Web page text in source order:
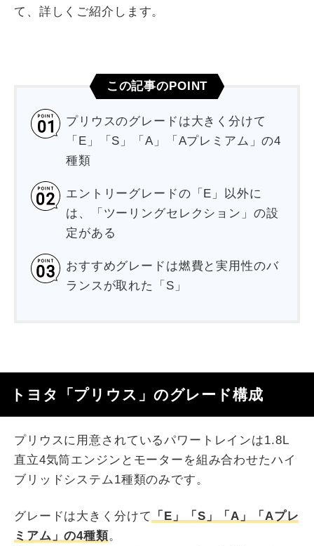
て、詳しくご紹介します。
この記事のPOINT
プリウスのグレードは大きく分けて
「E」「S」「A」「Aプレミアム」の4
種類
エントリーグレードの「E」以外に
は、「ツーリングセレクション」の設
定がある
おすすめグレードは燃費と実用性のバ
ランスが取れた「S」
トヨタ「プリウス」のグレード構成
プリウスに用意されているパワートレインは1.8L
直立4気筒エンジンとモーターを組み合わせたハイ
ブリッドシステム1種類のみです。
グレードは大きく分けて
「E」「S」「A」「Aプレ
ミアム」の4種類。